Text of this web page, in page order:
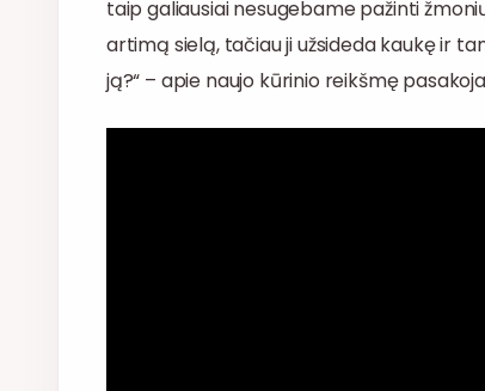
taip galiausiai nesugebame pažinti
artimą sielą, tačiau ji užsideda kaukę ir
ją?“ – apie naujo kūrinio reikšmę